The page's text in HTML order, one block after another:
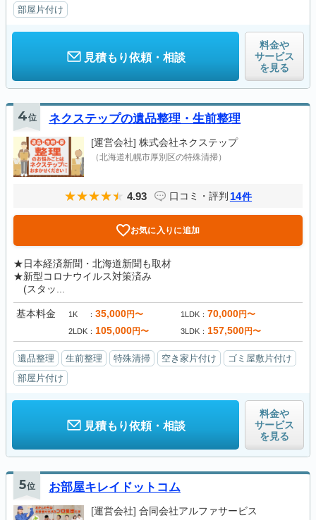
部屋片付け
見積もり依頼・相談
料金や
サービス
を見る
4位 ネクステップの遺品整理・生前整理
[運営会社] 株式会社ネクステップ
（北海道札幌市厚別区の特殊清掃）
4.93 口コミ・評判 14件
お気に入りに追加
★日本経済新聞・北海道新聞も取材
★新型コロナウイルス対策済み
(スタッ...
基本料金 1K 35,000円〜 1LDK 70,000円〜
2LDK 105,000円〜 3LDK 157,500円〜
遺品整理 生前整理 特殊清掃 空き家片付け
ゴミ屋敷片付け
部屋片付け
見積もり依頼・相談
料金や
サービス
を見る
5位 お部屋キレイドットコム
[運営会社] 合同会社アルファサービス